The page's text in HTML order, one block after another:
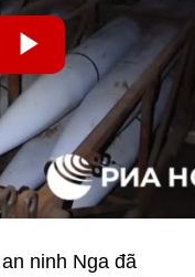
ninh Nga đã